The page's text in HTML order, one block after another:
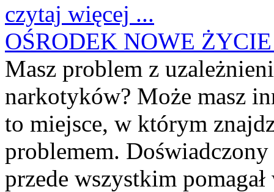
czytaj więcej ...
OŚRODEK NOWE ŻYCIE
Masz problem z
narkotyków? Może masz
to miejsce, w którym
problemem. Doświadczony
przede wszystkim